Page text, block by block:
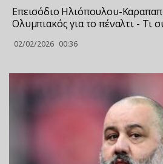
Επεισόδιο Ηλιόπουλου-
Ολυμπιακός για το πέναλτι - Τι
02/02/2026 00:36